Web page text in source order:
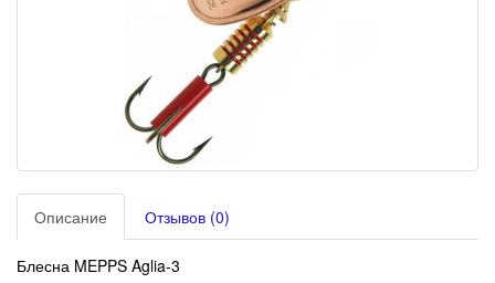
Описание Отзывов (0)
Блесна MEPPS Aglia-3